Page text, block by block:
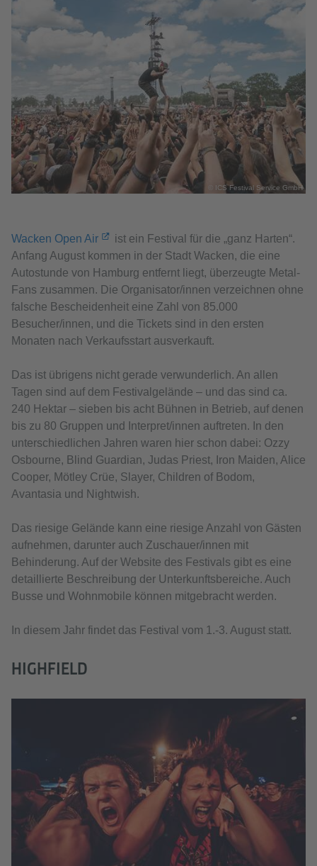
© ICS Festival Service GmbH
Wacken Open Air
ist ein Festival für die „ganz Harten“.
Anfang August kommen in der Stadt Wacken, die eine
Autostunde von Hamburg entfernt liegt, überzeugte Metal-
Fans zusammen. Die Organisator/innen verzeichnen ohne
falsche Bescheidenheit eine Zahl von 85.000
Besucher/innen, und die Tickets sind in den ersten
Monaten nach Verkaufsstart ausverkauft.
Das ist übrigens nicht gerade verwunderlich. An allen
Tagen sind auf dem Festivalgelände – und das sind ca.
240 Hektar – sieben bis acht Bühnen in Betrieb, auf denen
bis zu 80 Gruppen und Interpret/innen auftreten. In den
unterschiedlichen Jahren waren hier schon dabei: Ozzy
Osbourne, Blind Guardian, Judas Priest, Iron Maiden, Alice
Cooper, Mötley Crüe, Slayer, Children of Bodom,
Avantasia und Nightwish.
Das riesige Gelände kann eine riesige Anzahl von Gästen
aufnehmen, darunter auch Zuschauer/innen mit
Behinderung. Auf der Website des Festivals gibt es eine
detaillierte Beschreibung der Unterkunftsbereiche. Auch
Busse und Wohnmobile können mitgebracht werden.
In diesem Jahr findet das Festival vom 1.-3. August statt.
HIGHFIELD